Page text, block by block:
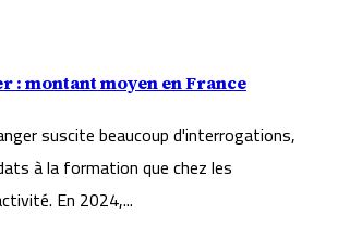
: montant moyen en France
suscite beaucoup d'interrogations,
à la formation que chez les
En 2024,...